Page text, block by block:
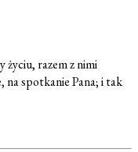
życiu, razem z nimi
na spotkanie Pana; i tak